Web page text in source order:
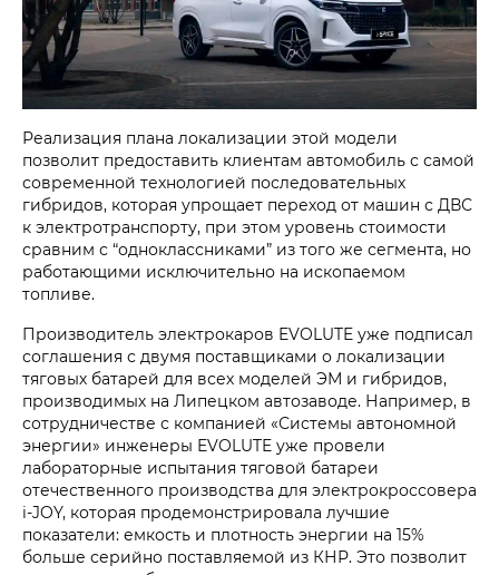
Реализация плана локализации этой модели
позволит предоставить клиентам автомобиль с самой
современной технологией последовательных
гибридов, которая упрощает переход от машин с ДВС
к электротранспорту, при этом уровень стоимости
сравним с “одноклассниками” из того же сегмента, но
работающими исключительно на ископаемом
топливе.
Производитель электрокаров EVOLUTE уже подписал
соглашения с двумя поставщиками о локализации
тяговых батарей для всех моделей ЭМ и гибридов,
производимых на Липецком автозаводе. Например, в
сотрудничестве с компанией «Системы автономной
энергии» инженеры EVOLUTE уже провели
лабораторные испытания тяговой батареи
отечественного производства для электрокроссовера
i‑JOY, которая продемонстрировала лучшие
показатели: емкость и плотность энергии на 15%
больше серийно поставляемой из КНР. Это позволит